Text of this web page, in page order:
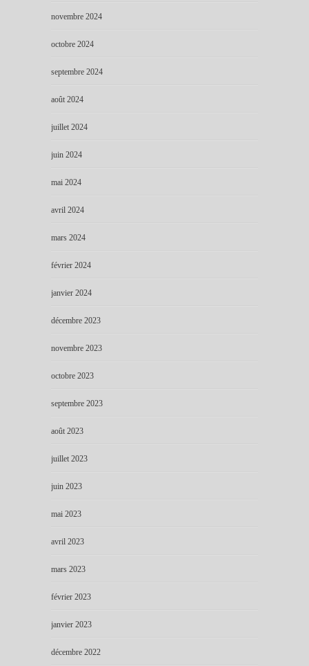
novembre 2024
octobre 2024
septembre 2024
août 2024
juillet 2024
juin 2024
mai 2024
avril 2024
mars 2024
février 2024
janvier 2024
décembre 2023
novembre 2023
octobre 2023
septembre 2023
août 2023
juillet 2023
juin 2023
mai 2023
avril 2023
mars 2023
février 2023
janvier 2023
décembre 2022